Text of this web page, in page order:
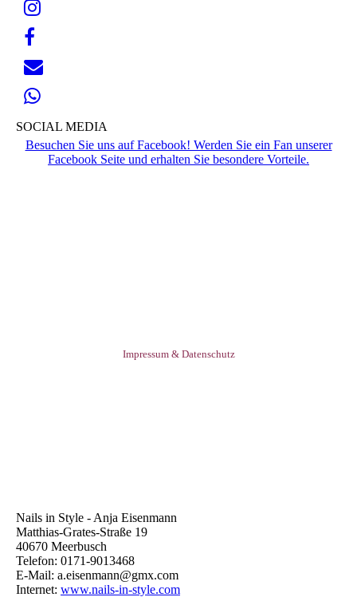
SOCIAL MEDIA
Besuchen Sie uns auf Facebook! Werden Sie ein Fan unserer
Facebook Seite und erhalten Sie besondere Vorteile.
Nails in Style - Anja Eisenmann
Matthias-Grates-Straße 19
40670 Meerbusch
Telefon: 0171-9013468
E-Mail: a.eisenmann@gmx.com
Internet: www.nails-in-style.com